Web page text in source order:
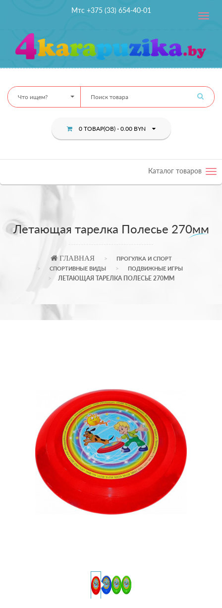
Мтс +375 (33) 654-40-01
Toggle
Что ищем?
0 ТОВАР(ОВ) - 0.00 BYN
Каталог товаров
Летающая тарелка Полесье 270мм
ГЛАВНАЯ
ПРОГУЛКА И СПОРТ
СПОРТИВНЫЕ ВИДЫ
ПОДВИЖНЫЕ ИГРЫ
ЛЕТАЮЩАЯ ТАРЕЛКА ПОЛЕСЬЕ 270ММ